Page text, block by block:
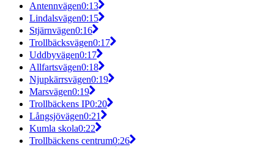
Antennvägen0:13
Lindalsvägen0:15
Stjärnvägen0:16
Trollbäcksvägen0:17
Uddbyvägen0:17
Allfartsvägen0:18
Njupkärrsvägen0:19
Marsvägen0:19
Trollbäckens IP0:20
Långsjövägen0:21
Kumla skola0:22
Trollbäckens centrum0:26